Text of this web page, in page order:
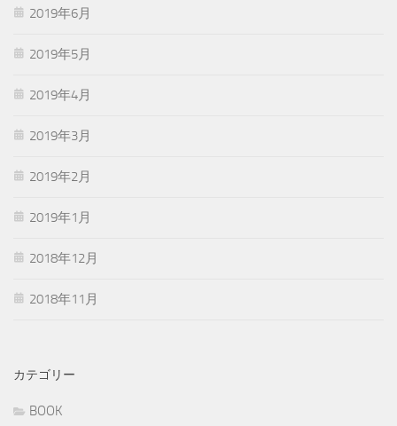
2019年6月
2019年5月
2019年4月
2019年3月
2019年2月
2019年1月
2018年12月
2018年11月
カテゴリー
BOOK